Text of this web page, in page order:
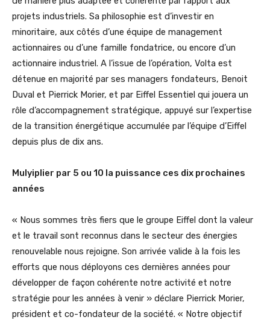
projets industriels. Sa philosophie est d’investir en
minoritaire, aux côtés d’une équipe de management
actionnaires ou d’une famille fondatrice, ou encore d’un
actionnaire industriel. A l’issue de l’opération, Volta est
détenue en majorité par ses managers fondateurs, Benoit
Duval et Pierrick Morier, et par Eiffel Essentiel qui jouera un
rôle d’accompagnement stratégique, appuyé sur l’expertise
de la transition énergétique accumulée par l’équipe d’Eiffel
depuis plus de dix ans.
Mulyiplier par 5 ou 10 la puissance ces dix prochaines
années
« Nous sommes très fiers que le groupe Eiffel dont la valeur
et le travail sont reconnus dans le secteur des énergies
renouvelable nous rejoigne. Son arrivée valide à la fois les
efforts que nous déployons ces dernières années pour
développer de façon cohérente notre activité et notre
stratégie pour les années à venir » déclare Pierrick Morier,
président et co-fondateur de la société. « Notre objectif